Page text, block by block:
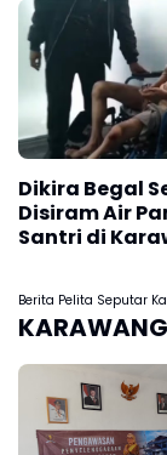
Jatisari
Dikira Begal
Disiram Air
Santri di
Berita Pelita Seputar
KARAWANG